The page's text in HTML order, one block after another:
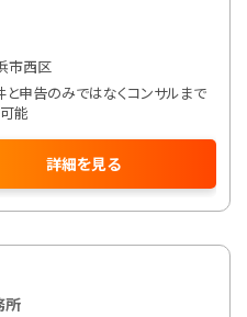
詳細を見る
市西区
申告のみではなくコンサルまで
能
所